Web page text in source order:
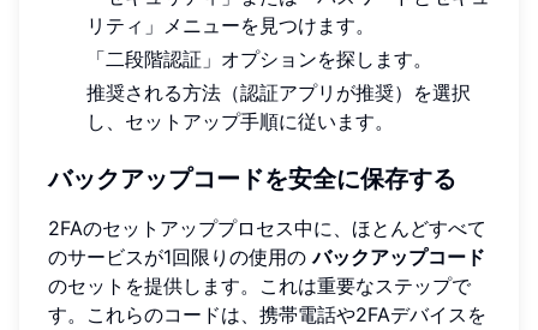
リティ」メニューを見つけます。
「二段階認証」オプションを探します。
推奨される方法（認証アプリが推奨）を選択
し、セットアップ手順に従います。
バックアップコードを安全に保存する
2FAのセットアッププロセス中に、ほとんどすべて
のサービスが1回限りの使用のバックアップコード
のセットを提供します。これは重要なステップで
す。これらのコードは、携帯電話や2FAデバイスを